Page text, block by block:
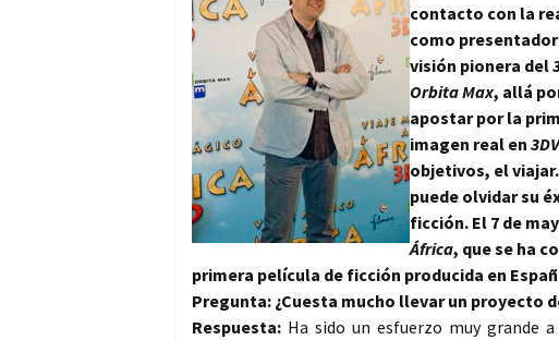
contacto con la
como
visión pionera del
Orbita Max, allá
apostar por la
imagen real en 3D
objetivos, el
puede olvidar su
ficción. El 7 de
África, que se ha
primera película de ficción producida en
Pregunta: ¿Cuesta mucho llevar un proyecto
Respuesta: Ha sido un esfuerzo muy grande